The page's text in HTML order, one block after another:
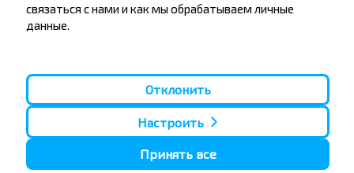
Купить
связаться с нами и как мы обрабатываем личные
данные.
Отклонить
Настроить
Принять все